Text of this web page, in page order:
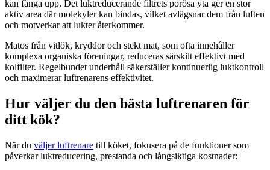
kan fånga upp. Det luktreducerande filtrets porösa yta ger en stor
aktiv area där molekyler kan bindas, vilket avlägsnar dem från luften
och motverkar att lukter återkommer.
Matos från vitlök, kryddor och stekt mat, som ofta innehåller
komplexa organiska föreningar, reduceras särskilt effektivt med
kolfilter. Regelbundet underhåll säkerställer kontinuerlig luktkontroll
och maximerar luftrenarens effektivitet.
Hur väljer du den bästa luftrenaren för
ditt kök?
När du väljer luftrenare till köket, fokusera på de funktioner som
påverkar luktreducering, prestanda och långsiktiga kostnader: